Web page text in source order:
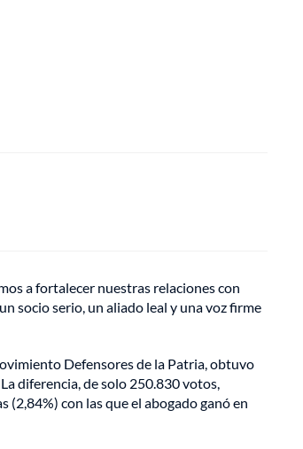
a fortalecer nuestras relaciones con
socio serio, un aliado leal y una voz firme
Defensores de la Patria, obtuvo
diferencia, de solo 250.830 votos,
con las que el abogado ganó en